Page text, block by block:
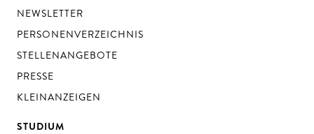
NEWSLETTER
PERSONENVERZEICHNIS
STELLENANGEBOTE
PRESSE
KLEINANZEIGEN
STUDIUM